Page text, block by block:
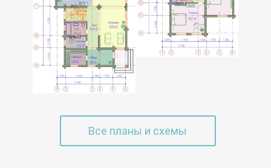
Все планы и схемы